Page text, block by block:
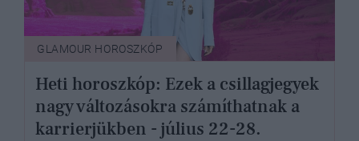
GLAMOUR HOROSZKÓP
Heti horoszkóp: Ezek a csillagjegyek
nagy változásokra számíthatnak a
karrierjükben - július 22-28.